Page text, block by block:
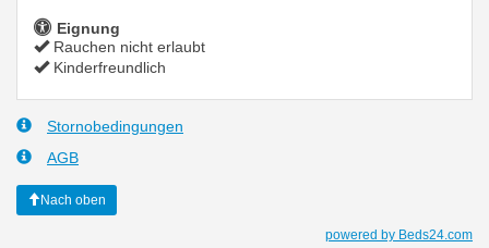
Eignung
Rauchen nicht erlaubt
Kinderfreundlich
Stornobedingungen
AGB
Nach oben
powered by Beds24.com